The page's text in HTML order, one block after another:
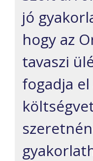
jó
hogy az
tavaszi
fogadja el